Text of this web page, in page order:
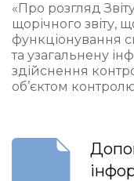
«Про розгляд
щорічного звіту,
функціонування
та узагальнену
здійснення
об’єктом